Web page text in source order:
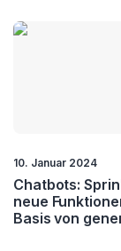
10. Januar 2024
Chatbots:
neue
Basis von